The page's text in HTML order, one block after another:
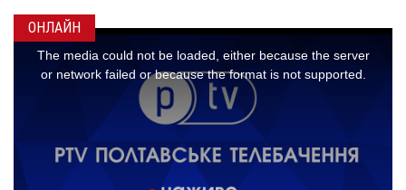
ОНЛАЙН